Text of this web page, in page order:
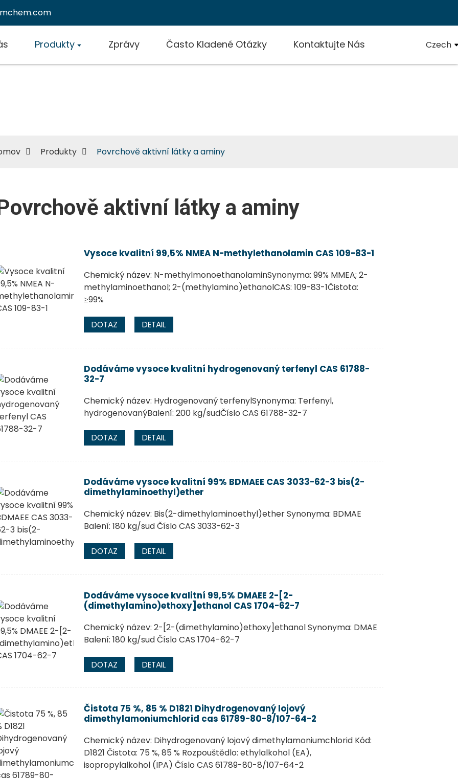
Produkty Zprávy Často Kladené Otázky Kontaktujte Nás Czech
Produkty Povrchově aktivní látky a aminy
aktivní látky a aminy
Vysoce kvalitní 99,5% NMEA N-methylethanolamin CAS 109-83-1
Chemický název: N-methylmonoethanolaminSynonyma: 99% MMEA; 2-
methylaminoethanol; 2-(methylamino)ethanolCAS: 109-83-1Čistota:
≥99%
DOTAZ DETAIL
Dodáváme vysoce kvalitní hydrogenovaný terfenyl CAS 61788-
32-7
Chemický název: Hydrogenovaný terfenylSynonyma: Terfenyl,
hydrogenovanýBalení: 200 kg/sudČíslo CAS 61788-32-7
DOTAZ DETAIL
Dodáváme vysoce kvalitní 99% BDMAEE CAS 3033-62-3 bis(2-
dimethylaminoethyl)ether
Chemický název: Bis(2-dimethylaminoethyl)ether Synonyma: BDMAE
Balení: 180 kg/sud Číslo CAS 3033-62-3
DOTAZ DETAIL
Dodáváme vysoce kvalitní 99,5% DMAEE 2-[2-
(dimethylamino)ethoxy]ethanol CAS 1704-62-7
Chemický název: 2-[2-(dimethylamino)ethoxy]ethanol Synonyma: DMAE
Balení: 180 kg/sud Číslo CAS 1704-62-7
DOTAZ DETAIL
Čistota 75 %, 85 % D1821 Dihydrogenovaný lojový
dimethylamoniumchlorid cas 61789-80-8/107-64-2
Chemický název: Dihydrogenovaný lojový dimethylamoniumchlorid Kód:
D1821 Čistota: 75 %, 85 % Rozpouštědlo: ethylalkohol (EA),
isopropylalkohol (IPA) Číslo CAS 61789-80-8/107-64-2